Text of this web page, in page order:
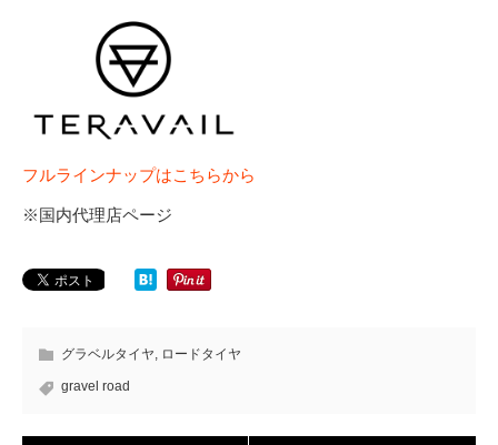
フルラインナップはこちらから
※国内代理店ページ
グラベルタイヤ ロードタイヤ
gravel road